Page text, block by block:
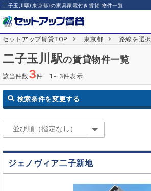
二子玉川駅(東京都)の家具家電付き賃貸 物件一覧
セットアップ賃貸TOP 東京都 路線を選択
二子玉川駅の賃貸物件一覧
該当件数3件 1～3件表示
検索条件を変更する
ジェノヴィア二子新地